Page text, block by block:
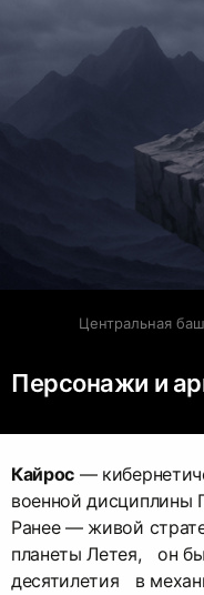
Центральная
Персонажи и
Кайрос —
военной дисциплины
Ранее — живой
планеты Летея, он
десятилетия в